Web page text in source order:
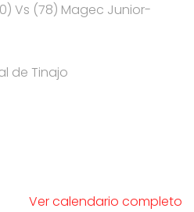
Vs (78) Magec Junior-
de Tinajo
Ver calendario completo